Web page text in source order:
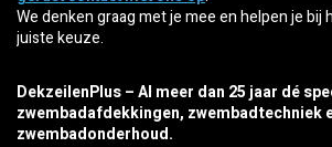
We denken graag met je mee en helpen je bij
juiste keuze.
DekzeilenPlus – Al meer dan 25 jaar dé
zwembadafdekkingen, zwembadtechniek
zwembadonderhoud.